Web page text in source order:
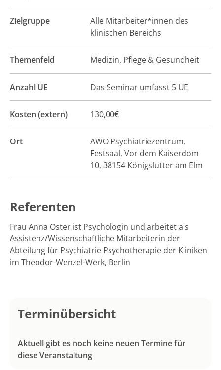
Zielgruppe
Alle Mitarbeiter*innen des
klinischen Bereichs
Themenfeld Medizin, Pflege & Gesundheit
Anzahl UE Das Seminar umfasst 5 UE
Kosten (extern) 130,00€
Ort
AWO Psychiatriezentrum,
Festsaal, Vor dem Kaiserdom
10, 38154 Königslutter am Elm
Referenten
Frau Anna Oster ist Psychologin und arbeitet als
Assistenz/Wissenschaftliche Mitarbeiterin der
Abteilung für Psychiatrie Psychotherapie der Kliniken
im Theodor-Wenzel-Werk, Berlin
Terminübersicht
Aktuell gibt es noch keine neuen Termine für
diese Veranstaltung